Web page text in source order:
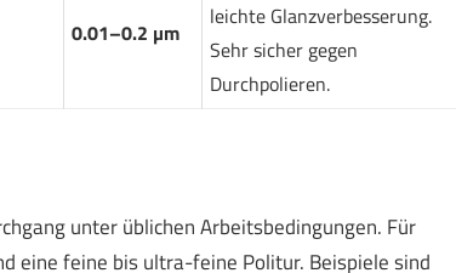
0.01–0.2 µm
leichte Glanzverbesserung.
Sehr sicher gegen
Durchpolieren.
unter üblichen Arbeitsbedingungen. Für
eine feine bis ultra-feine Politur. Beispiele sind